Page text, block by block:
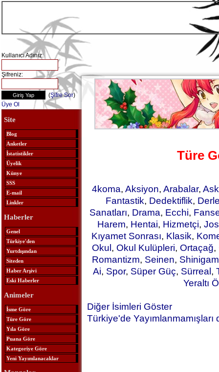
Kullanıcı Adınız:
Şifreniz:
(Şifre Sor)
Üye Ol
Site
Blog
Anketler
İstatistikler
Üyelik
Künye
SSS
E-mail
Linkler
Haberler
Genel
Türkiye'den
Yurtdışından
Siteden
Haber Arşivi
Eski Haberler
Animeler
İsme Göre
Türe Göre
Yıla Göre
Puana Göre
Kategoriye Göre
Yeni Yayımlanacaklar
Türe
4koma, Aksiyon, Arabalar,
Fantastik, Dedektiflik,
Sanatları, Drama, Ecchi,
Harem, Hentai, Hizmetçi,
Kıyamet Sonrası, Klasik,
Okul , Okul Kulüpleri, Ortaçağ,
Romantizm, Seinen,
Ai, Spor, Süper Güç, Sürreal ,
Yeraltı
Diğer İsimleri Göster
Türkiye'de Yayımlanmamışları